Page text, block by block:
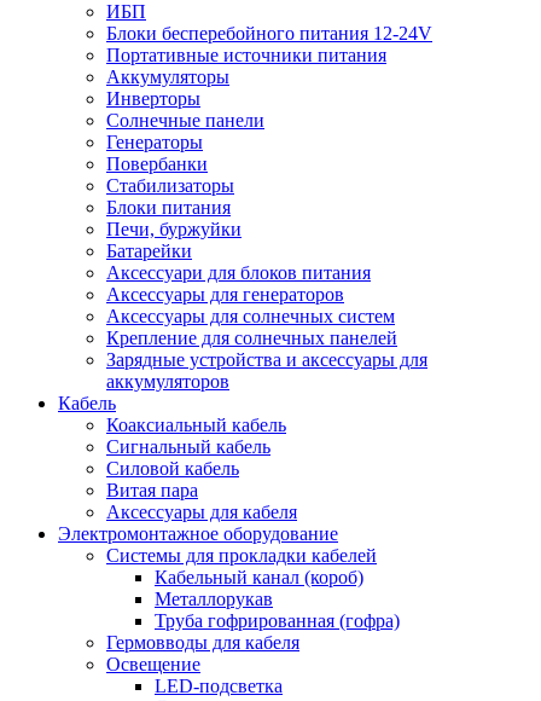
ИБП
Блоки бесперебойного питания 12-24V
Портативные источники питания
Аккумуляторы
Инверторы
Солнечные панели
Генераторы
Повербанки
Стабилизаторы
Блоки питания
Печи, буржуйки
Батарейки
Аксессуари для блоков питания
Аксессуары для генераторов
Аксессуары для солнечных систем
Крепление для солнечных панелей
Зарядные устройства и аксессуары для
аккумуляторов
Кабель
Коаксиальный кабель
Сигнальный кабель
Силовой кабель
Витая пара
Аксессуары для кабеля
Электромонтажное оборудование
Системы для прокладки кабелей
Кабельный канал (короб)
Металлорукав
Труба гофрированная (гофра)
Гермовводы для кабеля
Освещение
LED-подсветка